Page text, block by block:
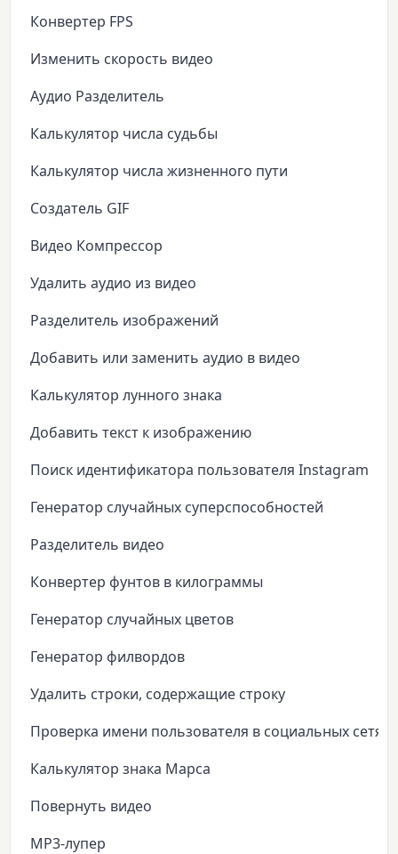
Конвертер FPS
Изменить скорость видео
Аудио Разделитель
Калькулятор числа судьбы
Калькулятор числа жизненного пути
Создатель GIF
Видео Компрессор
Удалить аудио из видео
Разделитель изображений
Добавить или заменить аудио в видео
Калькулятор лунного знака
Добавить текст к изображению
Поиск идентификатора пользователя Instagram
Генератор случайных суперспособностей
Разделитель видео
Конвертер фунтов в килограммы
Генератор случайных цветов
Генератор филвордов
Удалить строки, содержащие строку
Проверка имени пользователя в социальных сетях
Калькулятор знака Марса
Повернуть видео
MP3-лупер